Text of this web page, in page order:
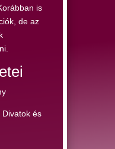
is
de az
és